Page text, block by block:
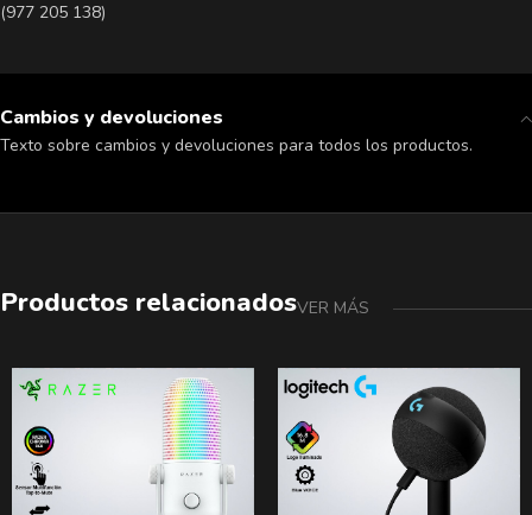
(977 205 138)
Cambios y devoluciones
Texto sobre cambios y devoluciones para todos los productos.
Productos relacionadosVER MÁS